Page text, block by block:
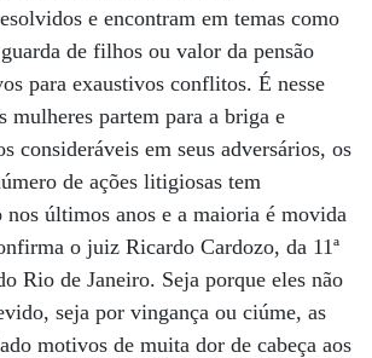
e encontram em temas como
de filhos ou valor da pensão
para exaustivos conflitos. É nesse
mulheres partem para a briga e
consideráveis em seus adversários, os
de ações litigiosas tem
nos últimos anos e a maioria é movida
o juiz Ricardo Cardozo, da 11ª
Rio de Janeiro. Seja porque eles não
seja por vingança ou ciúme, as
motivos de muita dor de cabeça aos